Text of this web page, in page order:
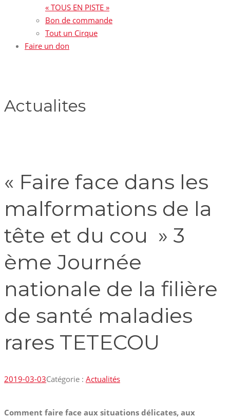
« TOUS EN PISTE »
Bon de commande
Tout un Cirque
Faire un don
Actualites
« Faire face dans les
malformations de la
tête et du cou » 3
ème Journée
nationale de la filière
de santé maladies
rares TETECOU
2019-03-03Catégorie : Actualités
Comment faire face aux situations délicates, aux